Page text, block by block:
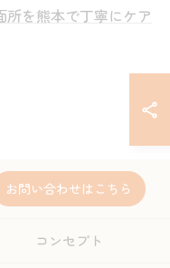
所を熊本で丁寧にケア
お問い合わせはこちら
コンセプト